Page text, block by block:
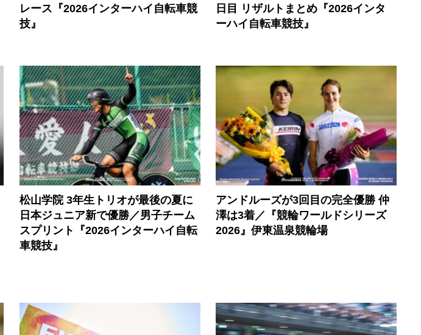
レース『2026インターハイ自転車競
技』
日目 リザルトまとめ『2026インタ
ーハイ自転車競技』
松山学院 3年生トリオが最後の夏に
日本ジュニア新で優勝／男子チーム
スプリント『2026インターハイ自転
車競技』
アンドルーズが3回目の完全優勝 仲
澤は3着／『競輪ワールドシリーズ
2026』伊東温泉競輪場